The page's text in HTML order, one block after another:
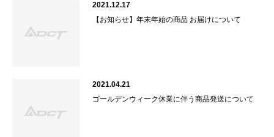
2021.12.17
【お知らせ】年末年始の商品 お届けについて
2021.04.21
ゴールデンウィーク休業に伴う商品発送について